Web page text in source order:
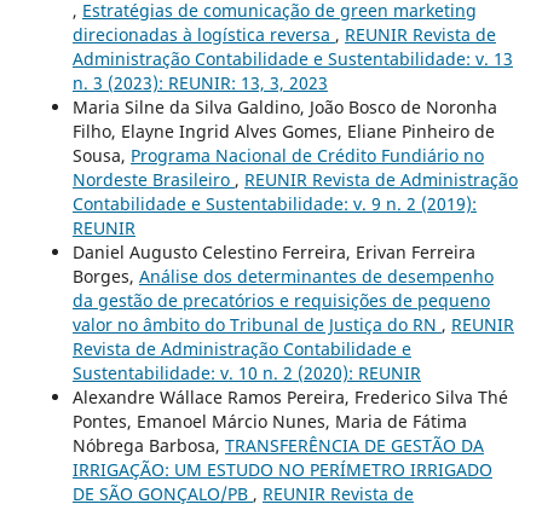
, Estratégias de comunicação de green marketing
direcionadas à logística reversa , REUNIR Revista de
Administração Contabilidade e Sustentabilidade: v. 13
n. 3 (2023): REUNIR: 13, 3, 2023
Maria Silne da Silva Galdino, João Bosco de Noronha
Filho, Elayne Ingrid Alves Gomes, Eliane Pinheiro de
Sousa, Programa Nacional de Crédito Fundiário no
Nordeste Brasileiro , REUNIR Revista de Administração
Contabilidade e Sustentabilidade: v. 9 n. 2 (2019):
REUNIR
Daniel Augusto Celestino Ferreira, Erivan Ferreira
Borges, Análise dos determinantes de desempenho
da gestão de precatórios e requisições de pequeno
valor no âmbito do Tribunal de Justiça do RN , REUNIR
Revista de Administração Contabilidade e
Sustentabilidade: v. 10 n. 2 (2020): REUNIR
Alexandre Wállace Ramos Pereira, Frederico Silva Thé
Pontes, Emanoel Márcio Nunes, Maria de Fátima
Nóbrega Barbosa, TRANSFERÊNCIA DE GESTÃO DA
IRRIGAÇÃO: UM ESTUDO NO PERÍMETRO IRRIGADO
DE SÃO GONÇALO/PB , REUNIR Revista de